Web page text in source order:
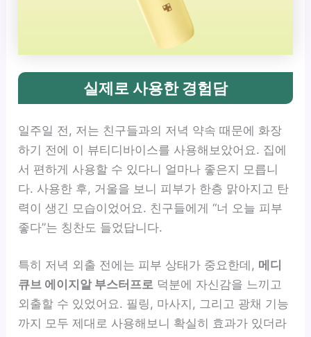
실제로 사용한 경험담
일주일 전, 저는 친구들과의 저녁 약속 때문에 화장
하기 전에 이 뷰티디바이스를 사용해보았어요. 집에
서 편하게 사용할 수 있다니 얼마나 좋은지 모릅니
다. 사용한 후, 거울을 보니 피부가 한층 맑아지고 탄
력이 생긴 모습이었어요. 친구들에게 “너 오늘 피부
좋다”는 칭찬도 들었답니다.
특히 저녁 외출 전에는 피부 상태가 중요한데, 메디
큐브 에이지알 부스터프로 덕분에 자신감을 느끼고
외출할 수 있었어요. 필링, 마사지, 그리고 광채 기능
까지 모두 제대로 사용해보니 확실히 효과가 있더라